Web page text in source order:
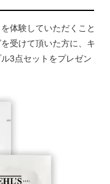
体験していただくこと
受けて頂いた⽅に、キ
3点セットをプレゼン